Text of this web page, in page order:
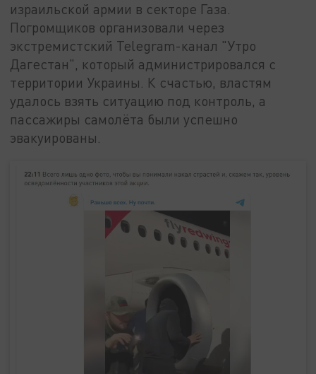
израильской армии в секторе Газа.
Погромщиков организовали через
экстремистский Telegram-канал "Утро
Дагестан", который администрировался с
территории Украины. К счастью, властям
удалось взять ситуацию под контроль, а
пассажиры самолёта были успешно
эвакуированы.